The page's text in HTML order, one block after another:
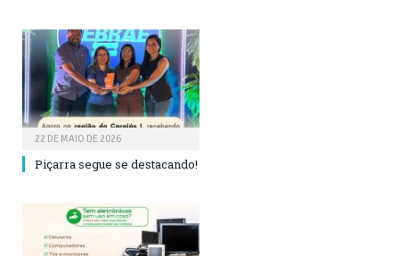
22 DE MAIO DE 2026
Piçarra segue se destacando!